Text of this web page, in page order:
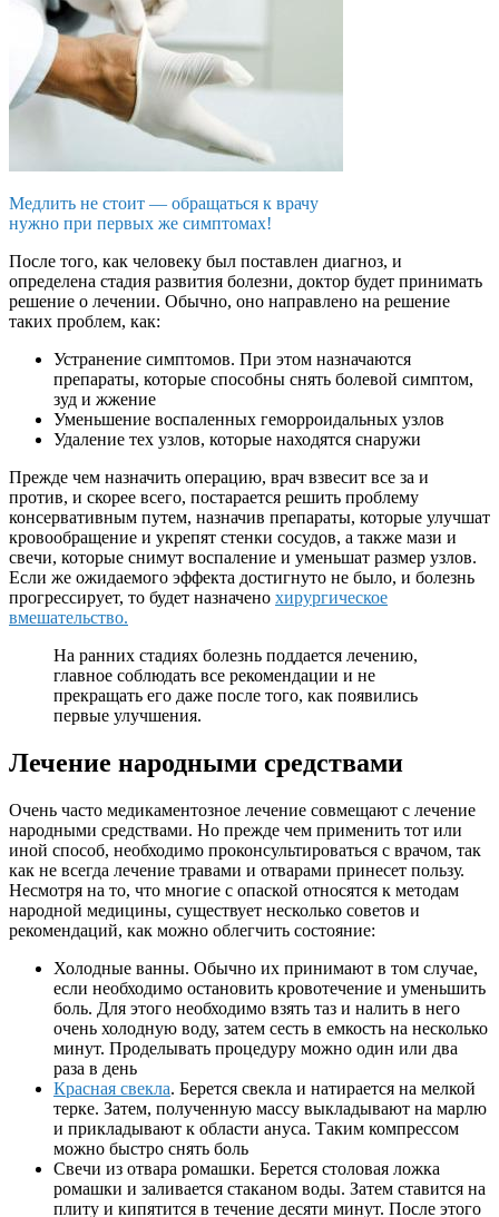
Медлить не стоит — обращаться к врачу
нужно при первых же симптомах!
После того, как человеку был поставлен диагноз, и
определена стадия развития болезни, доктор будет принимать
решение о лечении. Обычно, оно направлено на решение
таких проблем, как:
Устранение симптомов. При этом назначаются
препараты, которые способны снять болевой симптом,
зуд и жжение
Уменьшение воспаленных геморроидальных узлов
Удаление тех узлов, которые находятся снаружи
Прежде чем назначить операцию, врач взвесит все за и
против, и скорее всего, постарается решить проблему
консервативным путем, назначив препараты, которые улучшат
кровообращение и укрепят стенки сосудов, а также мази и
свечи, которые снимут воспаление и уменьшат размер узлов.
Если же ожидаемого эффекта достигнуто не было, и болезнь
прогрессирует, то будет назначено хирургическое
вмешательство.
На ранних стадиях болезнь поддается лечению,
главное соблюдать все рекомендации и не
прекращать его даже после того, как появились
первые улучшения.
Лечение народными средствами
Очень часто медикаментозное лечение совмещают с лечение
народными средствами. Но прежде чем применить тот или
иной способ, необходимо проконсультироваться с врачом, так
как не всегда лечение травами и отварами принесет пользу.
Несмотря на то, что многие с опаской относятся к методам
народной медицины, существует несколько советов и
рекомендаций, как можно облегчить состояние:
Холодные ванны. Обычно их принимают в том случае,
если необходимо остановить кровотечение и уменьшить
боль. Для этого необходимо взять таз и налить в него
очень холодную воду, затем сесть в емкость на несколько
минут. Проделывать процедуру можно один или два
раза в день
Красная свекла. Берется свекла и натирается на мелкой
терке. Затем, полученную массу выкладывают на марлю
и прикладывают к области ануса. Таким компрессом
можно быстро снять боль
Свечи из отвара ромашки. Берется столовая ложка
ромашки и заливается стаканом воды. Затем ставится на
плиту и кипятится в течение десяти минут. После этого